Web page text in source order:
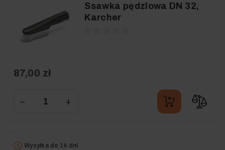
Ssawka pędzlowa DN 32,
Karcher
87,00 zł
− +
Wysyłka do 14 dni